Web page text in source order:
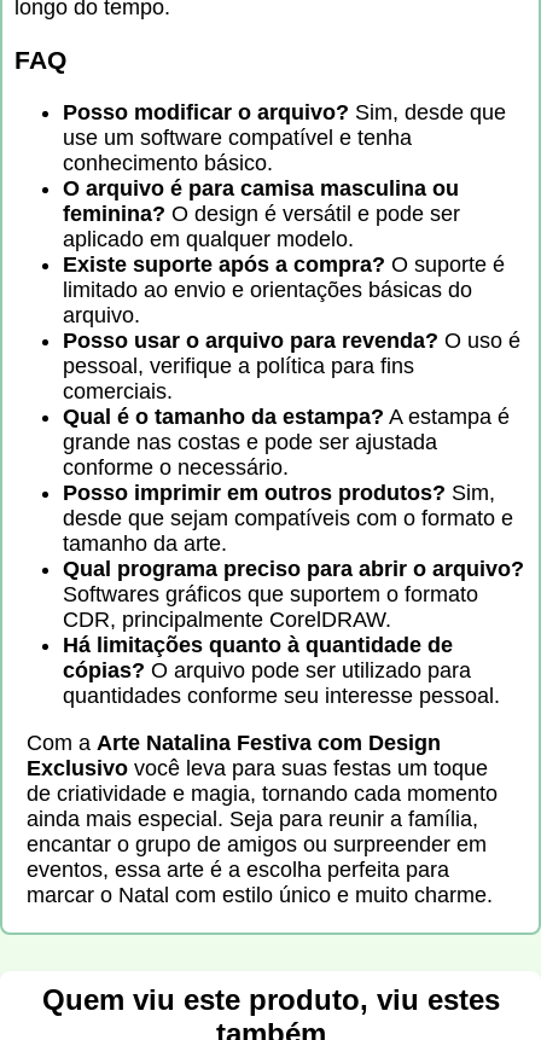
longo do tempo.
FAQ
Posso modificar o arquivo? Sim, desde que
use um software compatível e tenha
conhecimento básico.
O arquivo é para camisa masculina ou
feminina? O design é versátil e pode ser
aplicado em qualquer modelo.
Existe suporte após a compra? O suporte é
limitado ao envio e orientações básicas do
arquivo.
Posso usar o arquivo para revenda? O uso é
pessoal, verifique a política para fins
comerciais.
Qual é o tamanho da estampa? A estampa é
grande nas costas e pode ser ajustada
conforme o necessário.
Posso imprimir em outros produtos? Sim,
desde que sejam compatíveis com o formato e
tamanho da arte.
Qual programa preciso para abrir o arquivo?
Softwares gráficos que suportem o formato
CDR, principalmente CorelDRAW.
Há limitações quanto à quantidade de
cópias? O arquivo pode ser utilizado para
quantidades conforme seu interesse pessoal.
Com a Arte Natalina Festiva com Design
Exclusivo você leva para suas festas um toque
de criatividade e magia, tornando cada momento
ainda mais especial. Seja para reunir a família,
encantar o grupo de amigos ou surpreender em
eventos, essa arte é a escolha perfeita para
marcar o Natal com estilo único e muito charme.
Quem viu este produto, viu estes
também